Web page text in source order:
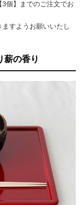
個】までのご注文でお
すようお願いいたし
薪の香り